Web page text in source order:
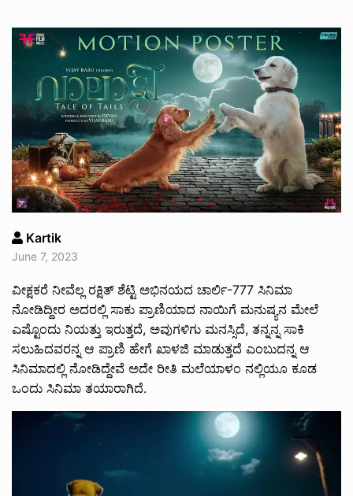
Kartik
June 7, 2023
ವೀಕ್ಷಕರೆ ನೀವೆಲ್ಲ‌ ರಕ್ಷಿತ್ ಶೆಟ್ಟಿ ಅಭಿನಯದ ಚಾರ್ಲಿ-777 ಸಿನಿಮಾ‌‌
ನೋಡಿದ್ದೀರ ಅದರಲ್ಲಿ ಸಾಕು ಪ್ರಾಣಿಯಾದ ನಾಯಿಗೆ ಮನುಷ್ಯನ ಮೇಲೆ
ಎಷ್ಟೊಂದು ನಿಯತ್ತು ಇರುತ್ತದೆ, ಅವುಗಳಿಗು ಮನಸ್ಸಿದೆ, ತನ್ನನ್ನ ಸಾಕಿ
ಸಲುಹಿದವರನ್ನ ಆ ಪ್ರಾಣಿ ಹೇಗೆ ಖಾಳಜಿ ಮಾಡುತ್ತದೆ ಎಂಬುದನ್ನ ಆ
ಸಿನಿಮಾದಲ್ಲಿ ನೋಡಿದ್ದೇವೆ ಅದೇ ರೀತಿ ಮಲೆಯಾಳಂ ನಲ್ಲಿಯೂ ಕೂಡ
ಒಂದು ಸಿನಿಮಾ ತಯಾರಾಗಿದೆ.